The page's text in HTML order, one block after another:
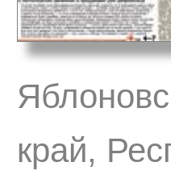
край,